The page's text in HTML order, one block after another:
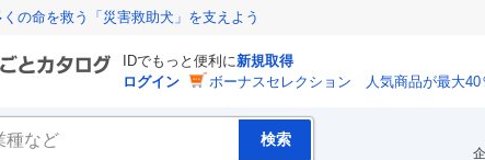
くの命を救う「災害救助犬」を支えよう
IDでもっと便利に新規取得
ログイン
ボーナスセレクション 人気商品が最大40